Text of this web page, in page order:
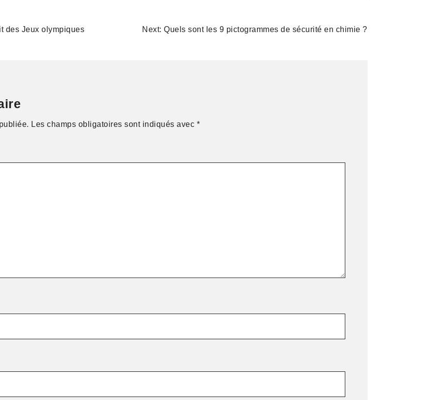
des Jeux olympiques Next: Quels sont les 9 pictogrammes de sécurité en chimie ?
Les champs obligatoires sont indiqués avec *